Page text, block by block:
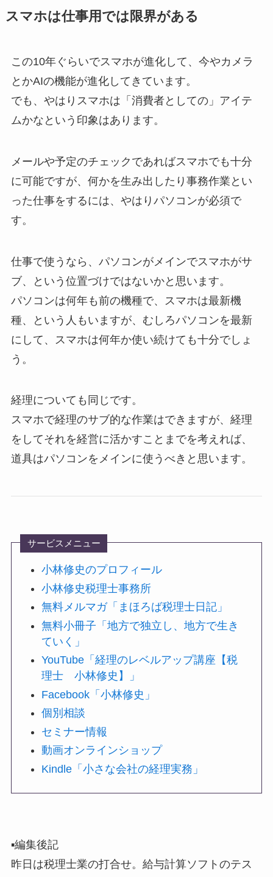
スマホは仕事用では限界がある
この10年ぐらいでスマホが進化して、今やカメラ
とかAIの機能が進化してきています。
でも、やはりスマホは「消費者としての」アイテ
ムかなという印象はあります。
メールや予定のチェックであればスマホでも十分
に可能ですが、何かを生み出したり事務作業とい
った仕事をするには、やはりパソコンが必須で
す。
仕事で使うなら、パソコンがメインでスマホがサ
ブ、という位置づけではないかと思います。
パソコンは何年も前の機種で、スマホは最新機
種、という人もいますが、むしろパソコンを最新
にして、スマホは何年か使い続けても十分でしょ
う。
経理についても同じです。
スマホで経理のサブ的な作業はできますが、経理
をしてそれを経営に活かすことまでを考えれば、
道具はパソコンをメインに使うべきと思います。
サービスメニュー
小林修史のプロフィール
小林修史税理士事務所
無料メルマガ「まほろば税理士日記」
無料小冊子「地方で独立し、地方で生き
ていく」
YouTube「経理のレベルアップ講座【税
理士 小林修史】」
Facebook「小林修史」
個別相談
セミナー情報
動画オンラインショップ
Kindle「小さな会社の経理実務」
▪️編集後記
昨日は税理士業の打合せ。給与計算ソフトのテス